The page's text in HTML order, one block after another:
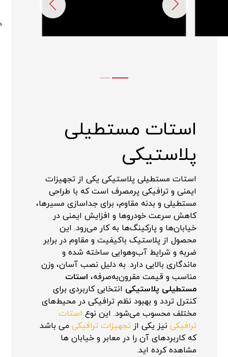
استات مستطیلی
پلاستیکی
استات مستطیلی پلاستیکی یکی از تجهیزات
ایمنی و ترافیکی پرمصرف است که با طراحی
مستطیلی و بدنه مقاوم، برای جداسازی مسیرها،
کاهش سرعت خودروها و افزایش ایمنی در
خیابان‌ها و پارکینگ‌ها به کار می‌رود. این
محصول از پلاستیک باکیفیت و مقاوم در برابر
ضربه و شرایط آب‌وهوایی ساخته شده و
ماندگاری بالایی دارد. به دلیل نصب آسان، وزن
مناسب و قیمت مقرون‌به‌صرفه، استات
مستطیلی پلاستیکی انتخابی کاربردی برای
کنترل تردد و بهبود نظم ترافیکی در محیط‌های
مختلف محسوب می‌شود. این نوع استات
ترافیکی نیز یکی ازتجهیزات ترافیکی می باشد
که کاربردهای آن را در معابر و خیابان ها
مشاهده کرده اید.